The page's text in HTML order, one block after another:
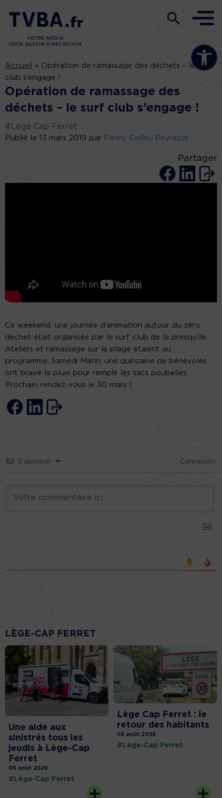
Ouvrir la
Accueil » Opération de ramassage des déchets – le surf
club s’engage !
Opération de ramassage des
déchets – le surf club s’engage !
#Lège-Cap Ferret
Publié le 13 mars 2019 par Fanny Colleu Peyrazat
Partager
Ce weekend, une journée d’animation autour du zéro
déchet était organisée par le surf club de la presqu’ile.
Ateliers et ramassage sur la plage étaient au
programme. Samedi Matin, une quinzaine de bénévoles
ont bravé la pluie pour remplir les sacs poubelles.
Prochain rendez-vous le 30 mars !
S’abonner Connexion
LÈGE-CAP FERRET
Une aide aux
sinistrés tous les
jeudis à Lège-Cap
Ferret
06 août 2026
#Lège-Cap Ferret
Lège Cap Ferret : le
retour des habitants
03 août 2026
#Lège-Cap Ferret